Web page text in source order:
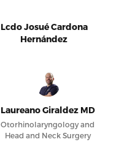
Lcdo Josué Cardona
Hernández
Laureano Giraldez MD
Otorhinolaryngology and
Head and Neck Surgery